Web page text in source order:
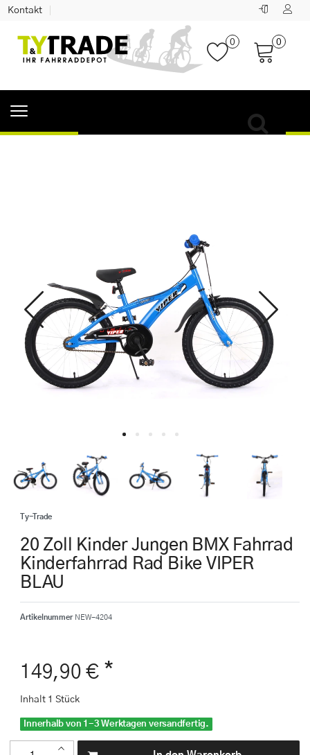
Kontakt
0 0
Ty-Trade
20 Zoll Kinder Jungen BMX Fahrrad
Kinderfahrrad Rad Bike VIPER
BLAU
Artikelnummer NEW-4204
149,90 € *
Inhalt 1 Stück
Innerhalb von 1-3 Werktagen versandfertig.